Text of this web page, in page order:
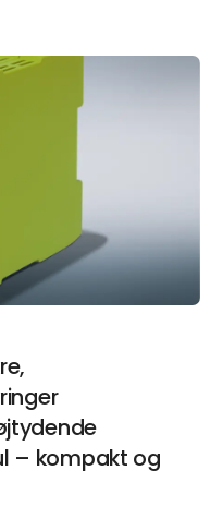
– kompakt og